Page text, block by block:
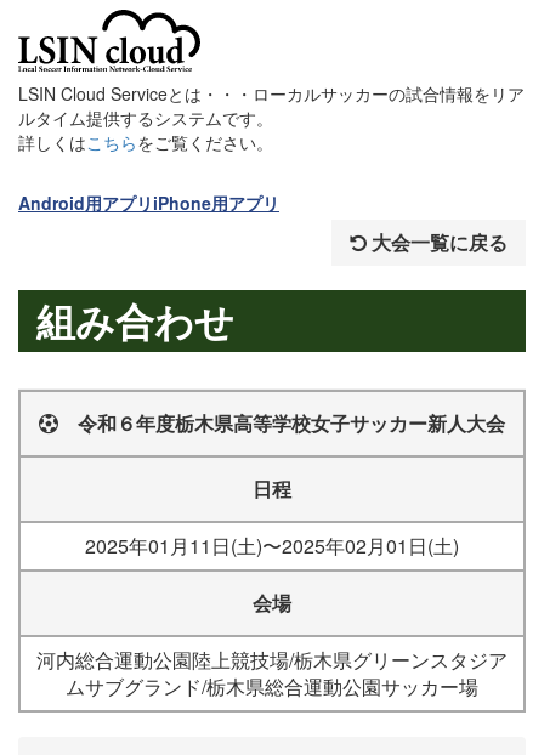
LSIN Cloud Serviceとは・・・ローカルサッカーの試合情報をリア
ルタイム提供するシステムです。
詳しくはこちらをご覧ください。
Android用アプリ iPhone用アプリ
大会一覧に戻る
組み合わせ
令和６年度栃木県高等学校女子サッカー新人大会
日程
2025年01月11日(土)〜2025年02月01日(土)
会場
河内総合運動公園陸上競技場/栃木県グリーンスタジア
ムサブグランド/栃木県総合運動公園サッカー場